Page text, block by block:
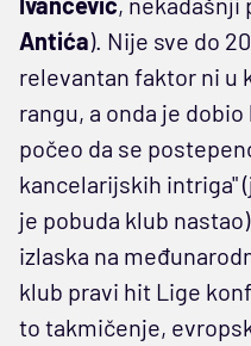
Antića). Nije sve do
relevantan faktor ni u
rangu, a onda je
počeo da se
kancelarijskih intriga"
je pobuda klub
izlaska na
klub pravi hit Lige
to takmičenje,